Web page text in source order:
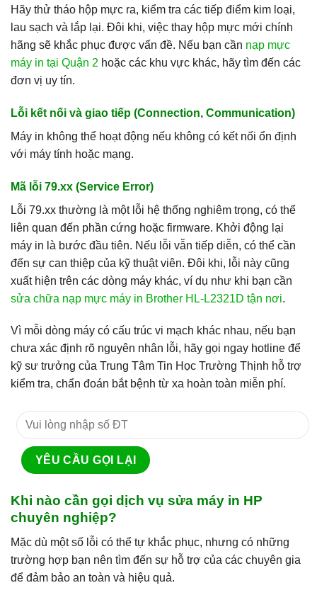
Hãy thử tháo hộp mực ra, kiểm tra các tiếp điểm kim loại,
lau sạch và lắp lại. Đôi khi, việc thay hộp mực mới chính
hãng sẽ khắc phục được vấn đề. Nếu bạn cần nạp mực
máy in tại Quận 2 hoặc các khu vực khác, hãy tìm đến các
đơn vị uy tín.
Lỗi kết nối và giao tiếp (Connection, Communication)
Máy in không thể hoạt động nếu không có kết nối ổn định
với máy tính hoặc mạng.
Mã lỗi 79.xx (Service Error)
Lỗi 79.xx thường là một lỗi hệ thống nghiêm trọng, có thể
liên quan đến phần cứng hoặc firmware. Khởi động lại
máy in là bước đầu tiên. Nếu lỗi vẫn tiếp diễn, có thể cần
đến sự can thiệp của kỹ thuật viên. Đôi khi, lỗi này cũng
xuất hiện trên các dòng máy khác, ví dụ như khi bạn cần
sửa chữa nạp mực máy in Brother HL-L2321D tận nơi.
Vì mỗi dòng máy có cấu trúc vi mạch khác nhau, nếu bạn
chưa xác định rõ nguyên nhân lỗi, hãy gọi ngay hotline để
kỹ sư trưởng của Trung Tâm Tin Học Trường Thịnh hỗ trợ
kiểm tra, chẩn đoán bắt bệnh từ xa hoàn toàn miễn phí.
Khi nào cần gọi dịch vụ sửa máy in HP
chuyên nghiệp?
Mặc dù một số lỗi có thể tự khắc phục, nhưng có những
trường hợp bạn nên tìm đến sự hỗ trợ của các chuyên gia
để đảm bảo an toàn và hiệu quả.